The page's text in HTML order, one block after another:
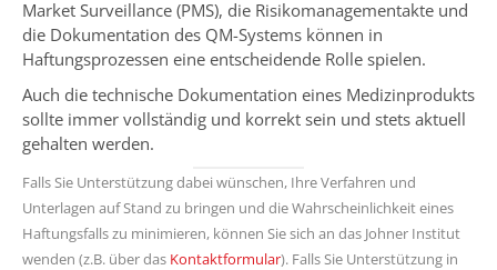
Market Surveillance (PMS), die Risikomanagementakte und
die Dokumentation des QM-Systems können in
Haftungsprozessen eine entscheidende Rolle spielen.
Auch die technische Dokumentation eines Medizinprodukts
sollte immer vollständig und korrekt sein und stets aktuell
gehalten werden.
Falls Sie Unterstützung dabei wünschen, Ihre Verfahren und
Unterlagen auf Stand zu bringen und die Wahrscheinlichkeit eines
Haftungsfalls zu minimieren, können Sie sich an das Johner Institut
wenden (z.B. über das Kontaktformular). Falls Sie Unterstützung in